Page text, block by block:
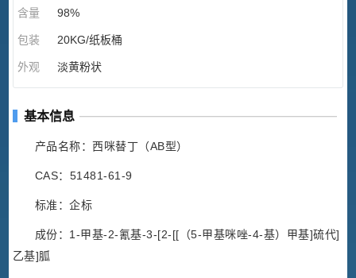
含量 98%
包装 20KG/纸板桶
外观 淡黄粉状
基本信息
产品名称：西咪替丁（AB型）
CAS：51481-61-9
标准：企标
成份：1-甲基-2-氰基-3-[2-[[（5-甲基咪唑-4-基）甲基]硫代]
乙基]胍